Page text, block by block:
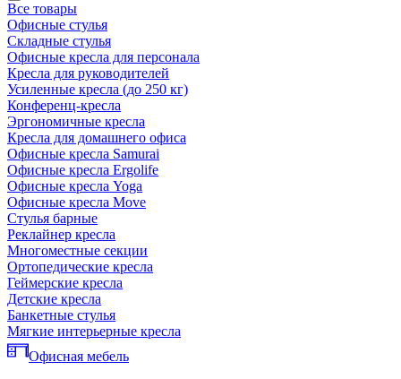
Все товары
Офисные стулья
Складные стулья
Офисные кресла для персонала
Кресла для руководителей
Усиленные кресла (до 250 кг)
Конференц-кресла
Эргономичные кресла
Кресла для домашнего офиса
Офисные кресла Samurai
Офисные кресла Ergolife
Офисные кресла Yoga
Офисные кресла Move
Стулья барные
Реклайнер кресла
Многоместные секции
Ортопедические кресла
Геймерские кресла
Детские кресла
Банкетные стулья
Мягкие интерьерные кресла
Офисная мебель